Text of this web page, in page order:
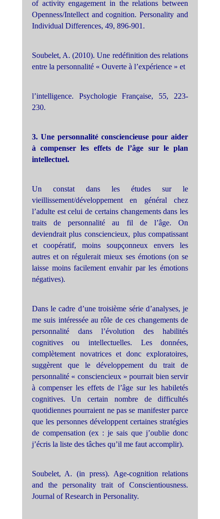
of activity engagement in the relations between
Openness/Intellect and cognition. Personality and
Individual Differences, 49, 896-901.
Soubelet, A. (2010). Une redéfinition des relations
entre la personnalité « Ouverte à l’expérience » et
l’intelligence. Psychologie Française, 55, 223-
230.
3. Une personnalité consciencieuse pour aider
à compenser les effets de l’âge sur le plan
intellectuel.
Un constat dans les études sur le
vieillissement/développement en général chez
l’adulte est celui de certains changements dans les
traits de personnalité au fil de l’âge. On
deviendrait plus consciencieux, plus compatissant
et coopératif, moins soupçonneux envers les
autres et on régulerait mieux ses émotions (on se
laisse moins facilement envahir par les émotions
négatives).
Dans le cadre d’une troisième série d’analyses, je
me suis intéressée au rôle de ces changements de
personnalité dans l’évolution des habilités
cognitives ou intellectuelles. Les données,
complètement novatrices et donc exploratoires,
suggèrent que le développement du trait de
personnalité « consciencieux » pourrait bien servir
à compenser les effets de l’âge sur les habiletés
cognitives. Un certain nombre de difficultés
quotidiennes pourraient ne pas se manifester parce
que les personnes développent certaines stratégies
de compensation (ex : je sais que j’oublie donc
j’écris la liste des tâches qu’il me faut accomplir).
Soubelet, A. (in press). Age-cognition relations
and the personality trait of Conscientiousness.
Journal of Research in Personality.